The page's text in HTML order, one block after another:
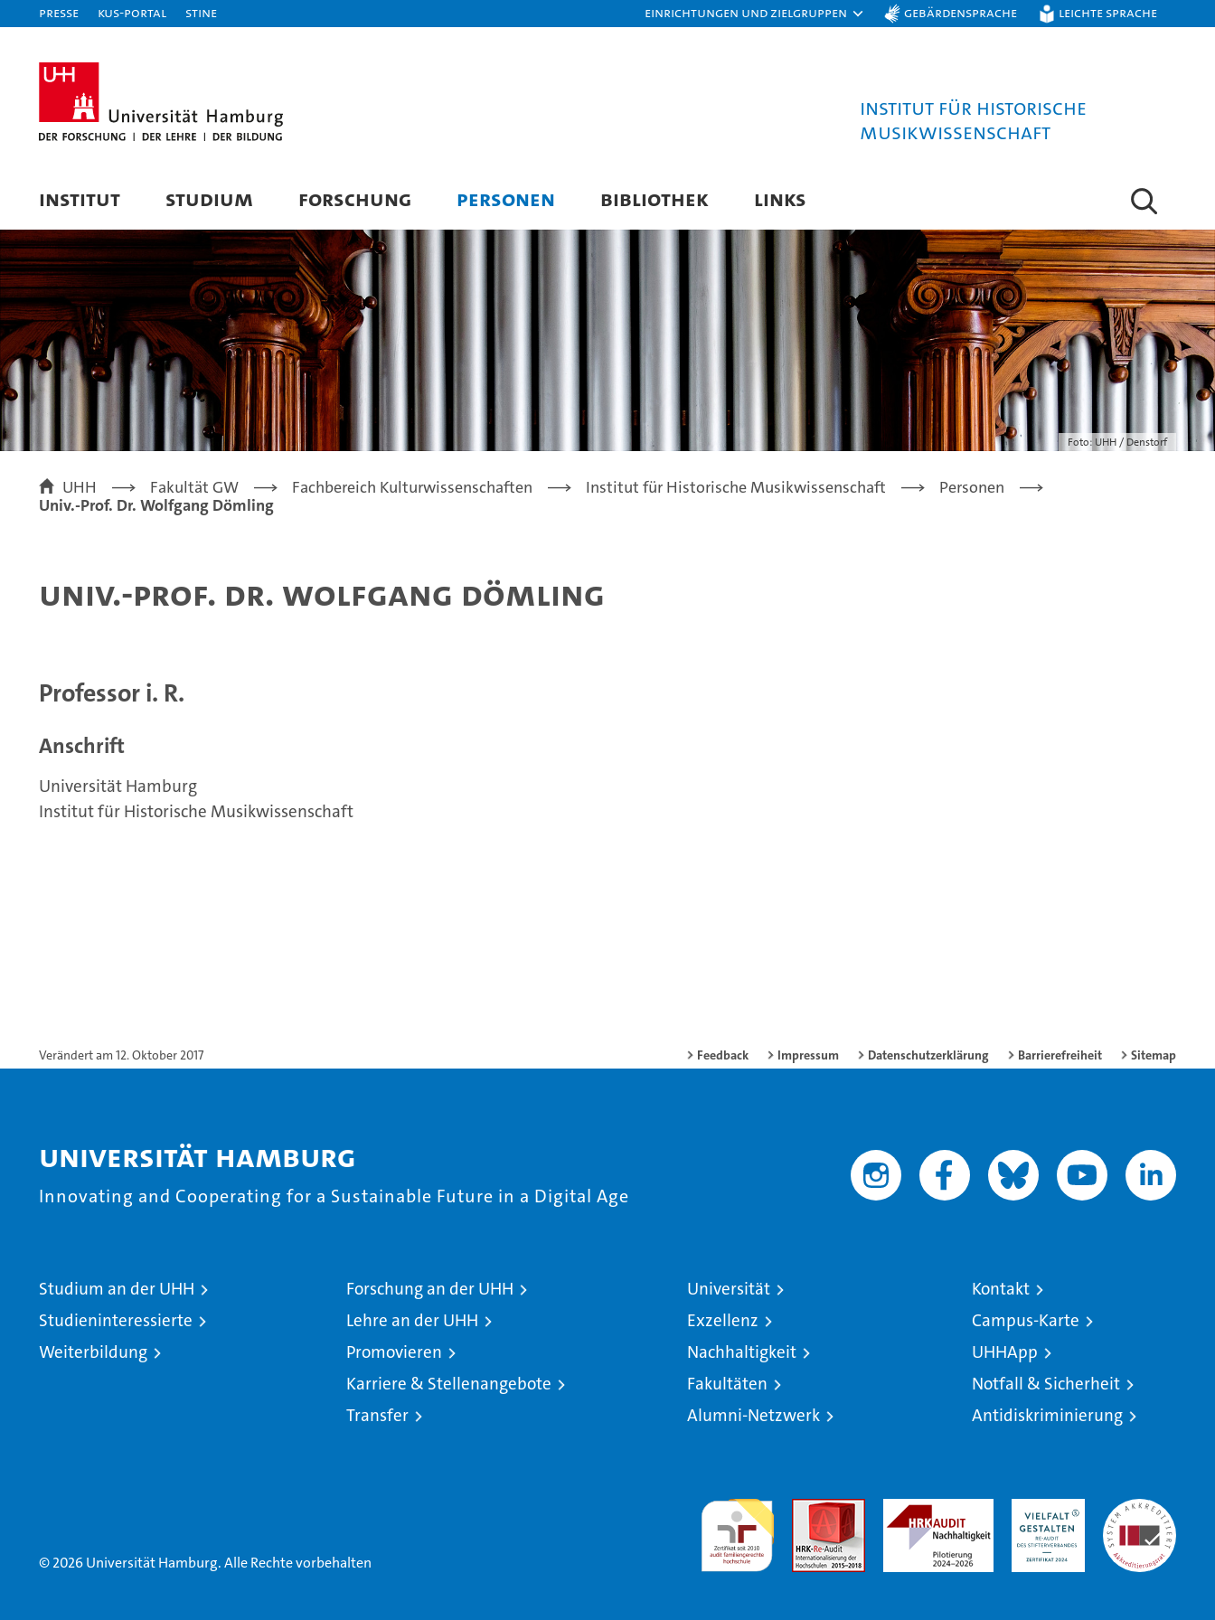
Presse KUS-Portal STiNE Einrichtungen und Zielgruppen Gebärdensprache Leichte Sprache
Institut für Historische
Musikwissenschaft
INSTITUT STUDIUM FORSCHUNG PERSONEN BIBLIOTHEK LINKS
Foto: UHH / Denstorf
UHH Fakultät GW Fachbereich Kulturwissenschaften Institut für Historische Musikwissenschaft
Personen
Univ.-Prof. Dr. Wolfgang Dömling
Univ.-Prof. Dr. Wolfgang Dömling
Professor i. R.
Anschrift
Universität Hamburg
Institut für Historische Musikwissenschaft
Verändert am 12. Oktober 2017 Feedback Impressum Datenschutzerklärung Barrierefreiheit Sitemap
Universität Hamburg
Innovating and Cooperating for a Sustainable Future in a Digital Age
Studium an der UHH
Studieninteressierte
Weiterbildung
Forschung an der UHH
Lehre an der UHH
Promovieren
Karriere & Stellenangebote
Transfer
Universität
Exzellenz
Nachhaltigkeit
Fakultäten
Alumni-Netzwerk
Kontakt
Campus-Karte
UHHApp
Notfall & Sicherheit
Antidiskriminierung
© 2026 Universität Hamburg. Alle Rechte vorbehalten